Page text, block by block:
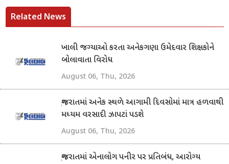
Related News
ખાલી જગ્યાઓ કરતા અનેકગણા ઉમેદવાર શિક્ષકોને
બોલાવાતા વિરોધ
August 06, Thu, 2026
ગુજરાતમાં અનેક સ્થળે આગામી દિવસોમાં માત્ર હળવાથી
મધ્યમ વરસાદી ઝાપટાં પડશે
August 06, Thu, 2026
ગુજરાતમાં એનાલોગ પનીર પર પ્રતિબંધ, આરોગ્ય